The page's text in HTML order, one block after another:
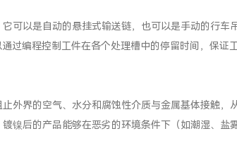
可以是自动的悬挂式输送链，也可以是手动的行车
过编程控制工件在各个处理槽中的停留时间，保证
外界的空气、水分和腐蚀性介质与金属基体接触，
镍后的产品能够在恶劣的环境条件下（如潮湿、盐